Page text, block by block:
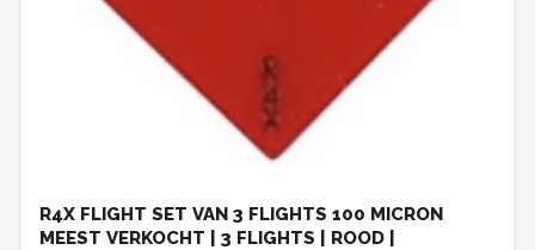
R4X FLIGHT SET VAN 3 FLIGHTS 100 MICRON
MEEST VERKOCHT | 3 FLIGHTS | ROOD |